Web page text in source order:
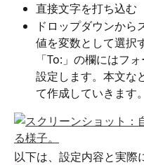
直接文字を打ち込む
ドロップダウンから
値を変数として選択
「To:」の欄にはフ
設定します。本文な
て作成していきます。
以下は、設定内容と実際